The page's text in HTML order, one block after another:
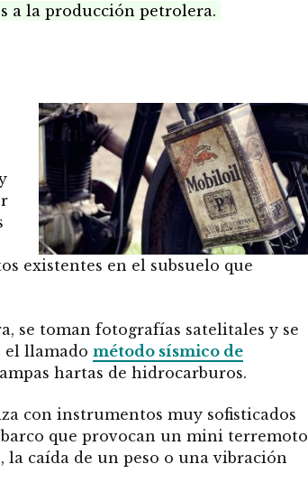
a la producción petrolera.
existentes en el subsuelo que
se toman fotografías satelitales y se
el llamado método sísmico de
hartas de hidrocarburos.
con instrumentos muy sofisticados
que provocan un mini terremoto
caída de un peso o una vibración